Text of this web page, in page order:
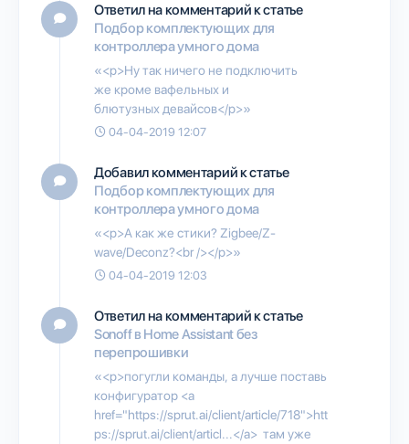
Ответил на комментарий к статье
Подбор комплектующих для
контроллера умного дома
«<p>Ну так ничего не подключить
же кроме вафельных и
блютузных девайсов</p>»
04-04-2019 12:07
Добавил комментарий к статье
Подбор комплектующих для
контроллера умного дома
«<p>А как же стики? Zigbee/Z-
wave/Deconz?<br /></p>»
04-04-2019 12:03
Ответил на комментарий к статье
Sonoff в Home Assistant без
перепрошивки
«<p>погугли команды, а лучше поставь
конфигуратор <a
href="https://sprut.ai/client/article/718">htt
ps://sprut.ai/client/articl...</a> там уже